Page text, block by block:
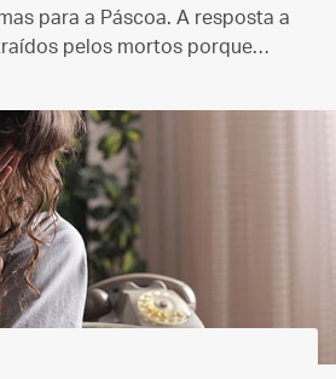
para a Páscoa. A resposta a
pelos mortos porque